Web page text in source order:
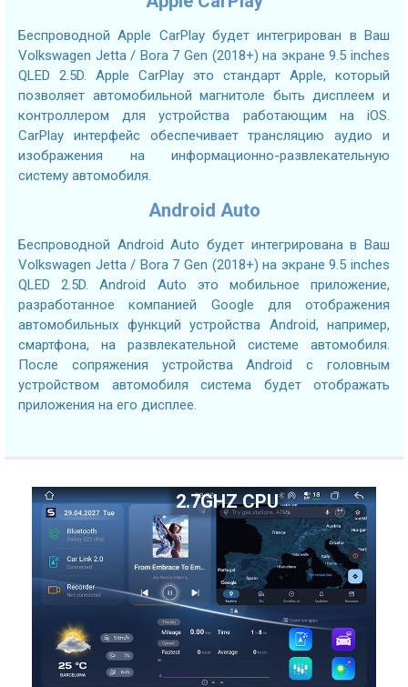
Беспроводной Apple CarPlay будет интегрирован в Ваш
Volkswagen Jetta / Bora 7 Gen (2018+) на экране 9.5 inches
QLED 2.5D. Apple CarPlay это стандарт Apple, который
позволяет автомобильной магнитоле быть дисплеем и
контроллером для устройства работающим на iOS.
CarPlay интерфейс обеспечивает трансляцию аудио и
изображения на информационно-развлекательную
систему автомобиля.
Android Auto
Беспроводной Android Auto будет интегрирована в Ваш
Volkswagen Jetta / Bora 7 Gen (2018+) на экране 9.5 inches
QLED 2.5D. Android Auto это мобильное приложение,
разработанное компанией Google для отображения
автомобильных функций устройства Android, например,
смартфона, на развлекательной системе автомобиля.
После сопряжения устройства Android с головным
устройством автомобиля система будет отображать
приложения на его дисплее.
2.7GHZ CPU